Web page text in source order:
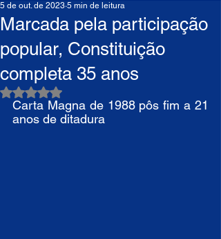
Marcada pela participação
popular, Constituição
completa 35 anos
5 de out. de 2023 5 min de leitura
Avaliado com NaN de 5 estrelas.
Carta Magna de 1988 pôs fim a 21
anos de ditadura